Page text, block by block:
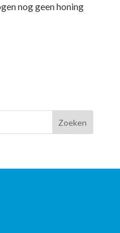
nog geen honing